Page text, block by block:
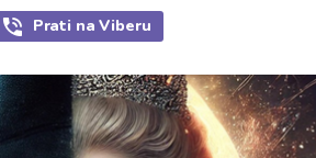
Prati na Viberu